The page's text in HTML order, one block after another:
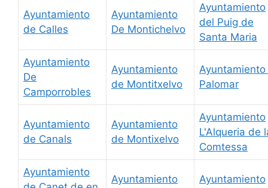
Ayuntamiento
de Calles
Ayuntamiento
De Montichelvo
Ayuntamiento
del Puig de
Santa Maria
Ayuntamiento
De
Camporrobles
Ayuntamiento
de Montitxelvo
Ayuntamiento
Palomar
Ayuntamiento
de Canals
Ayuntamiento
de Montixelvo
Ayuntamiento
L'Alqueria de
Comtessa
Ayuntamiento
Ayuntamiento
Ayuntamiento